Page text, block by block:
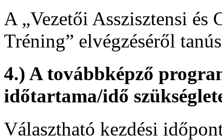
A „Vezetői Asszisztensi és
Tréning” elvégzéséről
4.) A továbbképző
időtartama/idő
Választható kezdési